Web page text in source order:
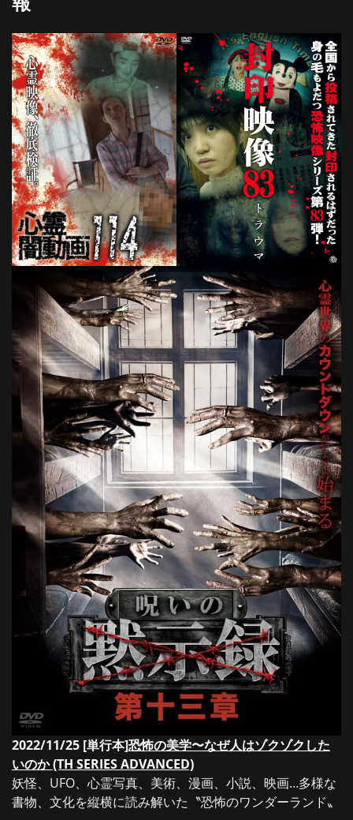
2022/11/25 [単行本]恐怖の美学〜なぜ人はゾクゾクした
いのか (TH SERIES ADVANCED)
妖怪、UFO、心霊写真、美術、漫画、小説、映画…多様な
書物、文化を縦横に読み解いた〝恐怖のワンダーランド〟